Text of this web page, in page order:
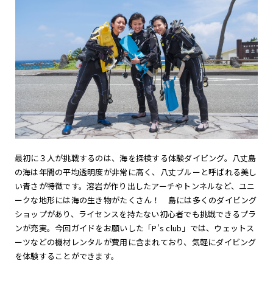
最初に３人が挑戦するのは、海を探検する体験ダイビング。八丈島
の海は年間の平均透明度が非常に高く、八丈ブルーと呼ばれる美し
い青さが特徴です。溶岩が作り出したアーチやトンネルなど、ユニ
ークな地形には海の生き物がたくさん！ 島には多くのダイビング
ショップがあり、ライセンスを持たない初心者でも挑戦できるプラ
ンが充実。今回ガイドをお願いした「P’s club」では、ウェットス
ーツなどの機材レンタルが費用に含まれており、気軽にダイビング
を体験することができます。